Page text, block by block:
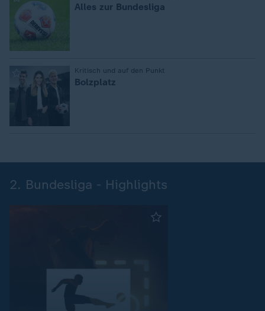
Alles zur Bundesliga
Kritisch und auf den Punkt
Bolzplatz
2. Bundesliga - Highlights